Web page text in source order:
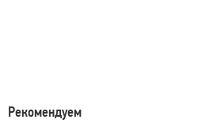
Рекомендуем